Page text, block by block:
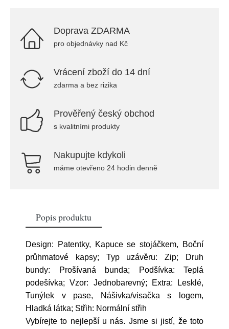
Doprava ZDARMA
pro objednávky nad Kč
Vrácení zboží do 14 dní
zdarma a bez rizika
Prověřený český obchod
s kvalitními produkty
Nakupujte kdykoli
máme otevřeno 24 hodin denně
Popis produktu
Design: Patentky, Kapuce se stojáčkem, Boční
průhmatové kapsy; Typ uzávěru: Zip; Druh
bundy: Prošívaná bunda; Podšívka: Teplá
podešívka; Vzor: Jednobarevný; Extra: Lesklé,
Tunýlek v pase, Nášivka/visačka s logem,
Hladká látka; Střih: Normální střih
Vybírejte to nejlepší u nás. Jsme si jistí, že toto